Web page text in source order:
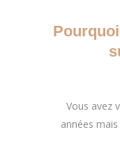
Vous avez
années